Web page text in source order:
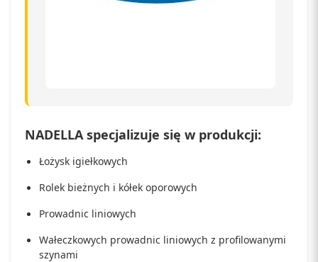
NADELLA specjalizuje się w produkcji:
Łożysk igiełkowych
Rolek bieżnych i kółek oporowych
Prowadnic liniowych
Wałeczkowych prowadnic liniowych z profilowanymi
szynami